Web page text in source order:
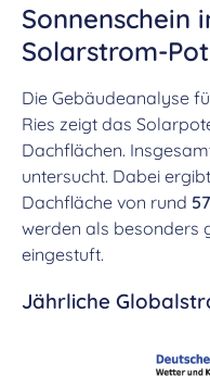
Sonnenschein
Solarstrom-
Die Gebäudeanalyse
Ries zeigt das
Dachflächen.
untersucht. Dabei
Dachfläche von rund
werden als besonders
eingestuft.
Jährliche